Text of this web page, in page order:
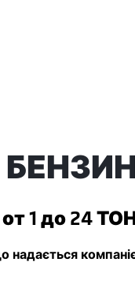
1 до 24
надається